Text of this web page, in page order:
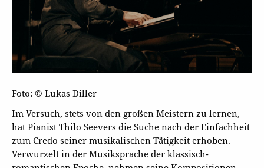
Foto: © Lukas Diller
Im Versuch, stets von den großen Meistern zu lernen,
hat Pianist Thilo Seevers die Suche nach der Einfachheit
zum Credo seiner musikalischen Tätigkeit erhoben.
Verwurzelt in der Musiksprache der klassisch-